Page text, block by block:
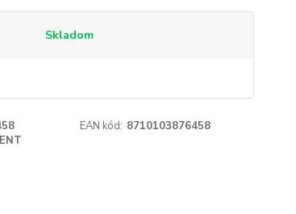
Skladom
EAN kód: 8710103876458